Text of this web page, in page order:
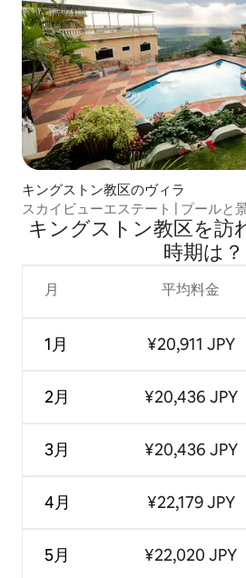
キングストン教区のヴィラ
スカイビューエステート | プールと
ッドルームヴィラ
キングストン教区を訪⁠
時⁠期⁠は⁠？
月
1月
2月
3月
4月
5月
平均料金
¥20,911 JPY
¥20,436 JPY
¥20,436 JPY
¥22,179 JPY
¥22,020 JPY